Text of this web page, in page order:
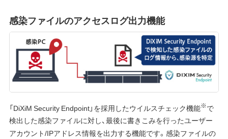
感染ファイルのアクセスログ出力機能
「DiXiM Security Endpoint」を採用したウイルスチェック機能※で
検出した感染ファイルに対し、最後に書きこみを行ったユーザー
アカウント/IPアドレス情報を出力する機能です。感染ファイルの